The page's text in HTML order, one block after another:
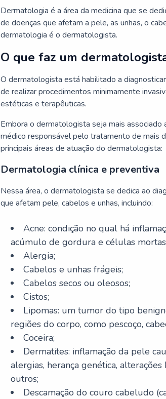
Dermatologia é a área da medicina que se
de doenças que afetam a pele, as unhas, o
dermatologia é o dermatologista.
O que faz um
O dermatologista está habilitado a
de realizar procedimentos minimamente
estéticas e terapêuticas.
Embora o dermatologista seja mais
médico responsável pelo tratamento de mais
principais áreas de atuação do dermatologista:
Dermatologia clínica e preventiva
Nessa área, o dermatologista se dedica ao
que afetam pele, cabelos e unhas, incluindo:
Acne: condição no qual há
acúmulo de gordura e células
Alergia;
Cabelos e unhas frágeis;
Cabelos secos ou oleosos;
Cistos;
Lipomas: um tumor do tipo
regiões do corpo, como pescoço,
Coceira;
Dermatites: inflamação da pele
alergias, herança genética,
outros;
Descamação do couro cabeludo